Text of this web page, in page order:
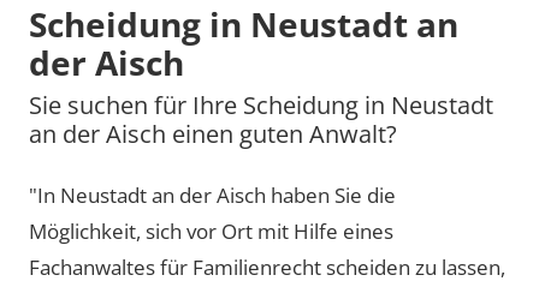
Scheidung in Neustadt an
der Aisch
Sie suchen für Ihre Scheidung in Neustadt
an der Aisch einen guten Anwalt?
"In Neustadt an der Aisch haben Sie die
Möglichkeit, sich vor Ort mit Hilfe eines
Fachanwaltes für Familienrecht scheiden zu lassen,